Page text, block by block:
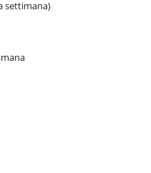
bedroom has 1 double bed
1 washbasin. WC in the
dressing room, private terrace,
160 cm. Bathroom ensuite,
WC in the bathroom. This
dryer.
settimana)